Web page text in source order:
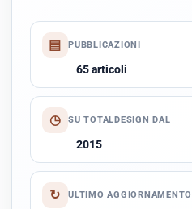
▤ PUBBLICAZIONI
65 articoli
◷ SU TOTALDESIGN DAL
2015
↻ ULTIMO AGGIORNAMENTO